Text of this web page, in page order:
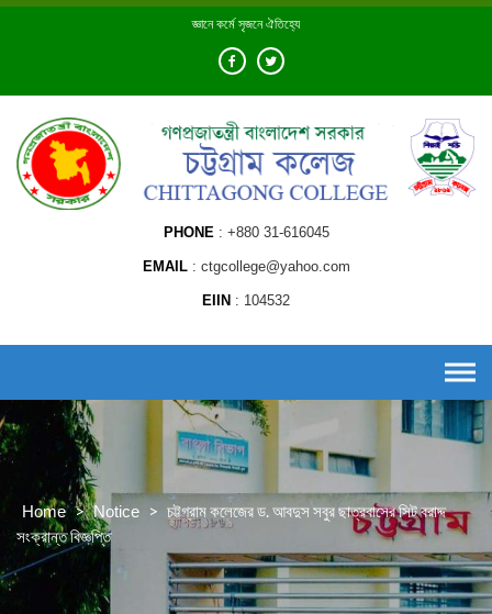
Skip
জ্ঞানে কর্মে সৃজনে ঐতিহ্যে
PHONE +880 31-616045
EMAIL ctgcollege@yahoo.com
EIIN 104532
Home > Notice > চট্টগ্রাম কলেজের ড. আবদুস সবুর ছাত্রবাসের সিট বরাদ্দ
সংক্রান্ত বিজ্ঞপ্তি